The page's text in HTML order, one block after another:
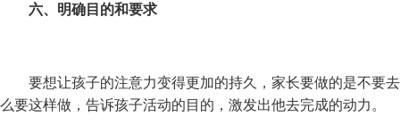
六、明确目的和要求
要想让孩子的注意力变得更加的持久，家长要做的是不要
么要这样做，告诉孩子活动的目的，激发出他去完成的动力。